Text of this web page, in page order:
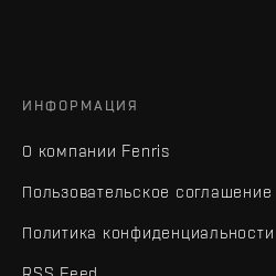
ИНФОРМАЦИЯ
О компании Fenris
Пользовательское соглашение
Политика конфиденциальности